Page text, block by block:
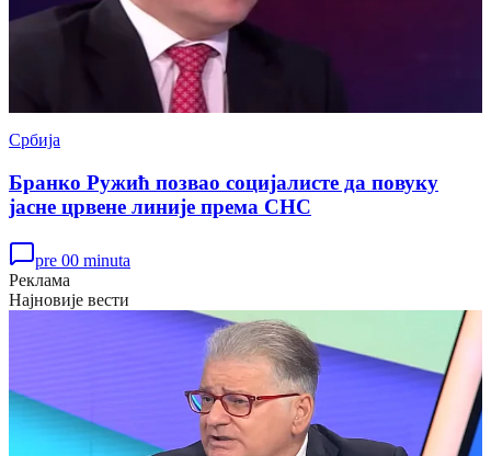
Србија
Бранко Ружић позвао социјалисте да повуку
јасне црвене линије према СНС
pre 00 minuta
Реклама
Најновије вести